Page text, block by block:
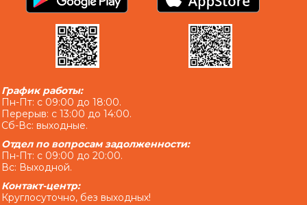
пункте выше, начисляются за каждый
и/или сумму просроченной Комиссии за
Комиссии за выдачу в Кредит дополнительных
за выдачу в Кредит дополнительных
на основании статьи 625 Гражданского
задолженности, которая меньше 100 (сто)
подлежащих уплате Заемщиком за
Кредита, полученной Заемщиком от
Кредитодателя на основании заключенных
Сторон.»
погашения платежей по кредиту и
График работы:
Пн-Пт: с 09:00 до 18:00.
Перерыв: с 13:00 до 14:00.
Сб-Вс: выходные.
Отдел по вопросам задолженности:
Пн-Пт: с 09:00 до 20:00.
Вс: Выходной.
Контакт-центр:
Круглосуточно, без выходных!